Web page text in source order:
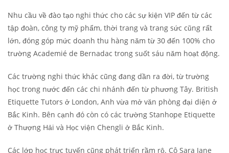
Nhu cầu về đào tạo nghi thức cho các sự kiện VIP đến từ các
tập đoàn, công ty mỹ phẩm, thời trang và trang sức cũng rất
lớn, đóng góp mức doanh thu hàng năm từ 30 đến 100% cho
trường Academié de Bernadac trong suốt sáu năm hoạt động.
Các trường nghi thức khác cũng đang dần ra đời, từ trường
học trong nước đến các chi nhánh đến từ phương Tây. British
Etiquette Tutors ở London, Anh vừa mở văn phòng đại diện ở
Bắc Kinh. Bên cạnh đó còn có các trường Stanhope Etiquette
ở Thượng Hải và Học viện Chengli ở Bắc Kinh.
Các lớp học trực tuyến cũng phát triển rầm rộ. Cô Sara Jane